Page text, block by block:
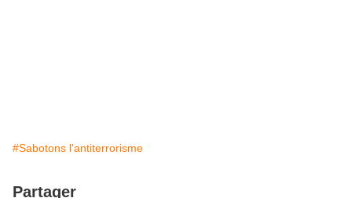
#Sabotons l'antiterrorisme
Partager